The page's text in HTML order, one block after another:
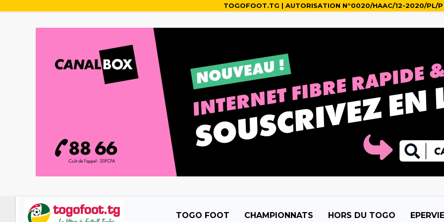
TOGOFOOT.TG | AUTORISATION N°0020/HAAC/12-2020/PL/P
TOGO FOOT CHAMPIONNATS HORS DU TOGO